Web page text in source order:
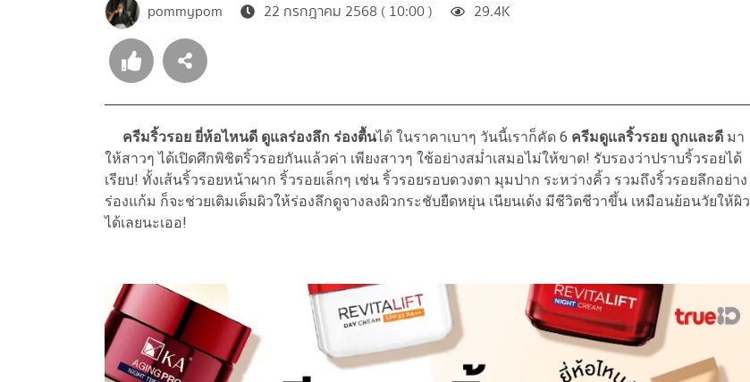
pommypom 22 กรกฎาคม 2568 ( 10:00 ) 29.4K
ครีมริ้วรอย ยี่ห้อไหนดี ดูแลร่องลึก ร่องตื้นได้ ในราคาเบาๆ วันนี้เราก็คัด 6 ครีมดูแลริ้วรอย ถูกและดี มา
ให้สาวๆ ได้เปิดศึกพิชิตริ้วรอยกันแล้วค่า เพียงสาวๆ ใช้อย่างสม่ำเสมอไม่ให้ขาด! รับรองว่าปราบริ้วรอยได้
เรียบ! ทั้งเส้นริ้วรอยหน้าผาก ริ้วรอยเล็กๆ เช่น ริ้วรอยรอบดวงตา มุมปาก ระหว่างคิ้ว รวมถึงริ้วรอยลึกอย่าง
ร่องแก้ม ก็จะช่วยเติมเต็มผิวให้ร่องลึกดูจางลงผิวกระชับยืดหยุ่น เนียนเด้ง มีชีวิตชีวาขึ้น เหมือนย้อนวัยให้ผิว
ได้เลยนะเออ!